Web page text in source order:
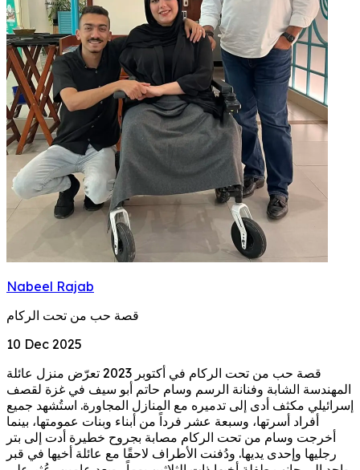
Nabeel Rajab
قصة حب من تحت الركام
10 Dec 2025
قصة حب من تحت الركام في أكتوبر 2023 تعرّض منزل عائلة
المهندسة الشابة وفنانة الرسم وسام حاتم أبو سيف في غزة لقصف
إسرائيلي مكثف أدى إلى تدميره مع المنازل المجاورة. استُشهد جميع
أفراد أسرتها، وسبعة عشر فرداً من أبناء وبنات عمومتها، بينما
أخرجت وسام من تحت الركام مصابة بجروح خطيرة أدت إلى بتر
رجليها وإحدى يديها. ودُفنت الأطراف لاحقًا مع عائلة أخيها في قبر